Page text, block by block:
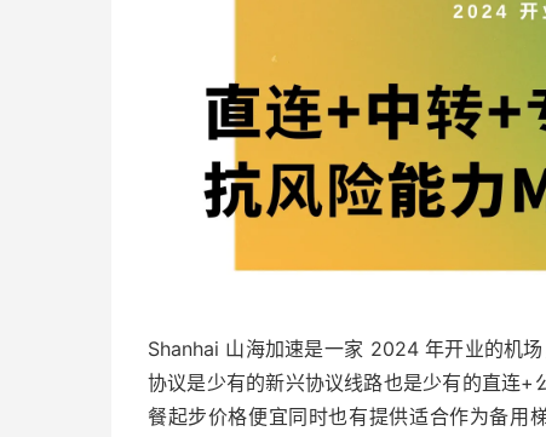
Shanhai 山海加速是一家 2024 年开业的机
协议是少有的新兴协议线路也是少有的直连
餐起步价格便宜同时也有提供适合作为备用